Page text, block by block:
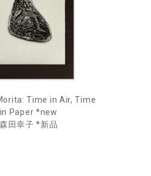
Time in Air, Time
in Paper *new
森田幸子 *新品